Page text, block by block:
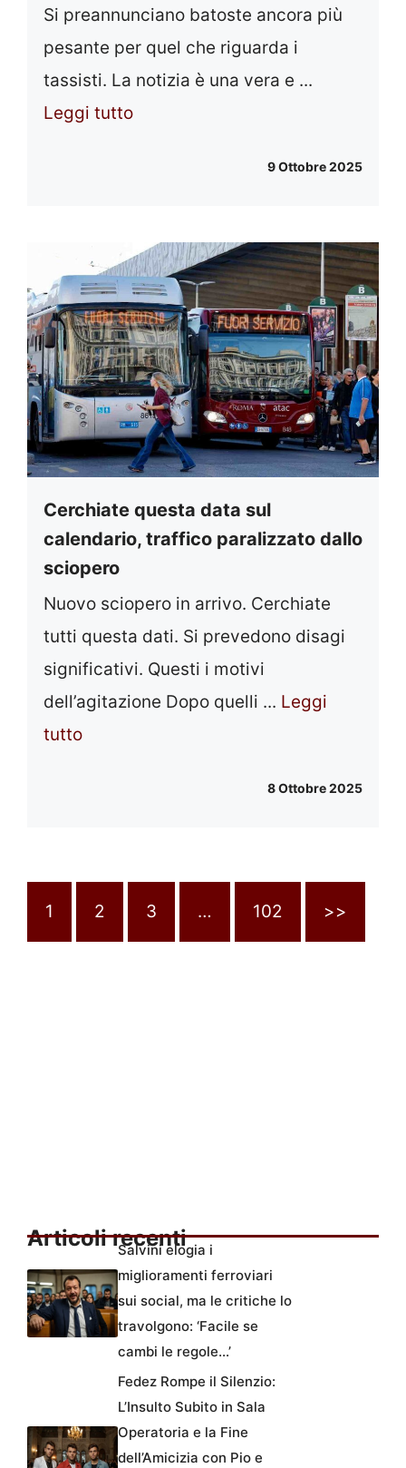
Si preannunciano batoste ancora più
pesante per quel che riguarda i
tassisti. La notizia è una vera e ...
Leggi tutto
9 Ottobre 2025
Cerchiate questa data sul
calendario, traffico paralizzato dallo
sciopero
Nuovo sciopero in arrivo. Cerchiate
tutti questa dati. Si prevedono disagi
significativi. Questi i motivi
dell’agitazione Dopo quelli ... Leggi
tutto
8 Ottobre 2025
1 2 3 … 102 >>
Articoli recenti
Salvini elogia i
miglioramenti ferroviari
sui social, ma le critiche lo
travolgono: ‘Facile se
cambi le regole…’
Fedez Rompe il Silenzio:
L’Insulto Subito in Sala
Operatoria e la Fine
dell’Amicizia con Pio e